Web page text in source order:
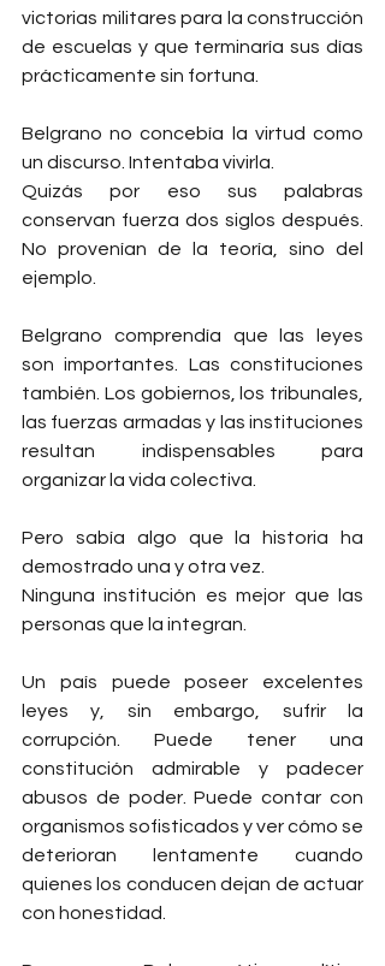
victorias militares para la construcción
de escuelas y que terminaría sus días
prácticamente sin fortuna.
Belgrano no concebía la virtud como
un discurso. Intentaba vivirla.
Quizás por eso sus palabras
conservan fuerza dos siglos después.
No provenían de la teoría, sino del
ejemplo.
Belgrano comprendía que las leyes
son importantes. Las constituciones
también. Los gobiernos, los tribunales,
las fuerzas armadas y las instituciones
resultan indispensables para
organizar la vida colectiva.
Pero sabía algo que la historia ha
demostrado una y otra vez.
Ninguna institución es mejor que las
personas que la integran.
Un país puede poseer excelentes
leyes y, sin embargo, sufrir la
corrupción. Puede tener una
constitución admirable y padecer
abusos de poder. Puede contar con
organismos sofisticados y ver cómo se
deterioran lentamente cuando
quienes los conducen dejan de actuar
con honestidad.